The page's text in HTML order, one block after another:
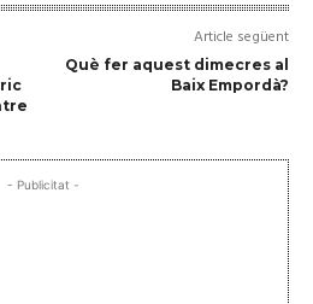
Article següent
Què fer aquest dimecres al
Baix Empordà?
- Publicitat -